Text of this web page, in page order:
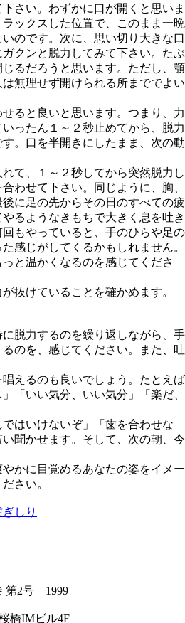
さい。わずかに口が開くと思いま
ックスした位置で、このまま一晩
のです。次に、思い切り大きな口
クンと脱力してみて下さい。たぶ
るだろうと思います。ただし、顎
無理せず開けられる所まででよい
ると良いと思います。つまり、力
ったん１～２秒止めてから、脱力
。口を半開きにしたまま、次の動
て、１～２秒してから突然脱力し
わせて下さい。同じように、胸、
に足の先からその日のすべての疲
るようなきもちで大きく息を吐き
もやっていると、手のひらや足の
感じがしてくるかもしれません。
と温かくなるのを感じてくださ
抜けている ことを確かめます。
脱力するのを繰り返しながら、手
のを、感じてください。また、吐
えるのも良いでしょう。たとえば
「いい気分、いい気分」「楽だ、
ではいけないぞ」「 歯を合わせな
い聞かせます。そして、次の朝、今
かに目覚めるあなたの姿をイメー
さい。
しり
第2号 1999
橋IMビル4F